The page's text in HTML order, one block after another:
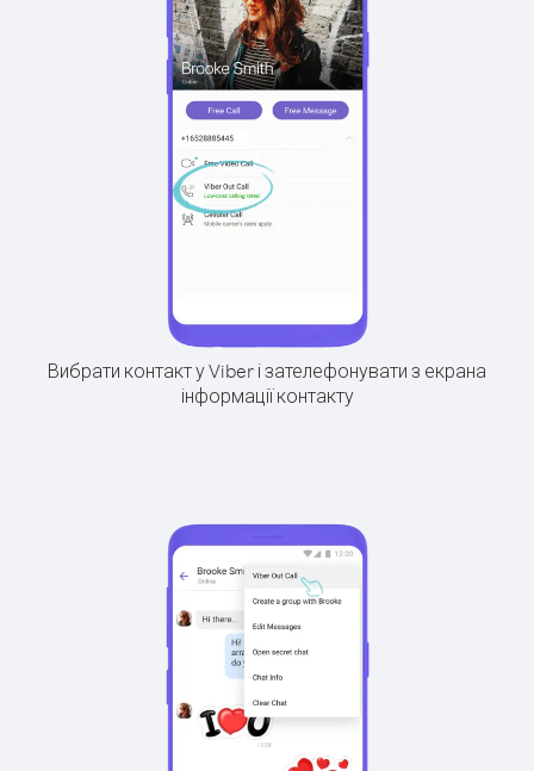
Вибрати контакт у Viber і зателефонувати з екрана
інформації контакту